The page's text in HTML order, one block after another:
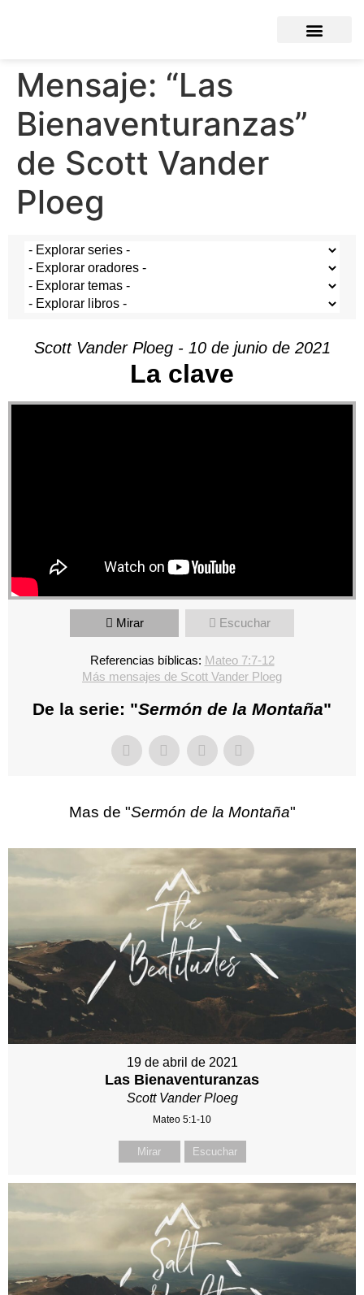
Mensaje: “Las
Bienaventuranzas”
de Scott Vander
Ploeg
Scott Vander Ploeg - 10 de junio de 2021
La clave
Mirar Escuchar
Referencias bíblicas: Mateo 7:7-12
Más mensajes de Scott Vander Ploeg
De la serie: "Sermón de la Montaña"
Mas de "Sermón de la Montaña"
19 de abril de 2021
Las Bienaventuranzas
Scott Vander Ploeg
Mateo 5:1-10
Mirar Escuchar